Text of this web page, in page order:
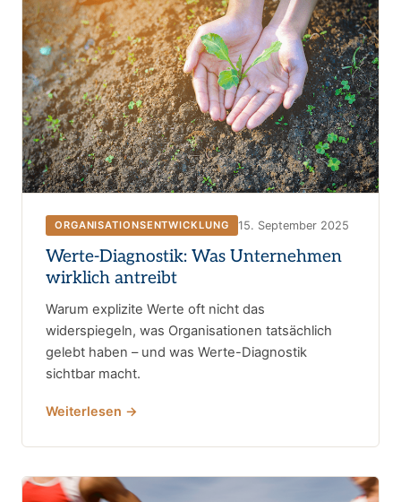
ORGANISATIONSENTWICKLUNG 15. September 2025
Werte-Diagnostik: Was Unternehmen
wirklich antreibt
Warum explizite Werte oft nicht das
widerspiegeln, was Organisationen tatsächlich
gelebt haben – und was Werte-Diagnostik
sichtbar macht.
Weiterlesen →